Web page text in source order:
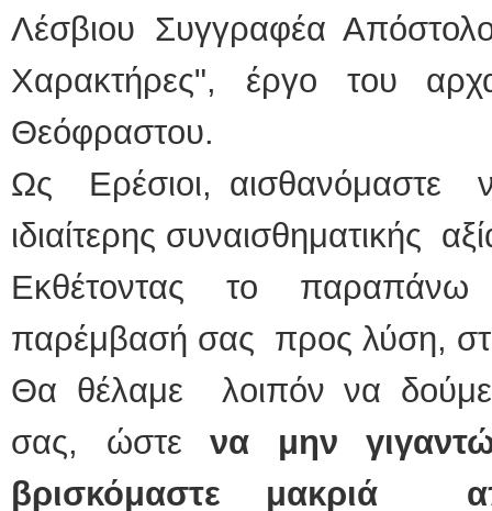
Λέσβιου Συγγραφέα
Χαρακτήρες", έργο του
Θεόφραστου.
Ως Ερέσιοι, αισθανόμαστε
ιδιαίτερης συναισθηματικής
Εκθέτοντας το
παρέμβασή σας προς λύση,
Θα θέλαμε λοιπόν να δούμε
σας, ώστε να μην
βρισκόμαστε